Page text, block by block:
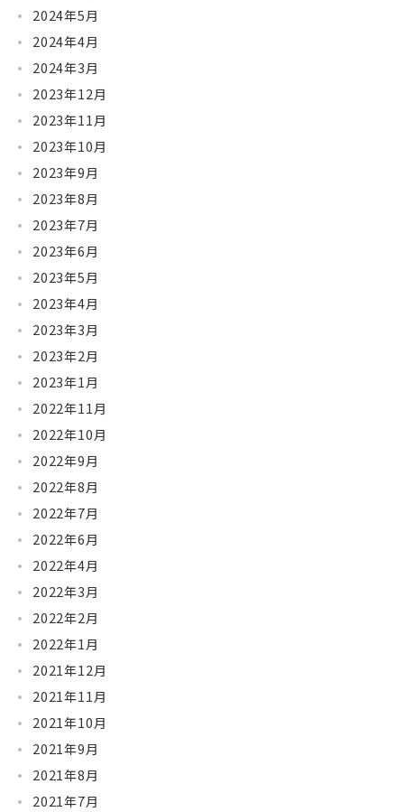
2024年5月
2024年4月
2024年3月
2023年12月
2023年11月
2023年10月
2023年9月
2023年8月
2023年7月
2023年6月
2023年5月
2023年4月
2023年3月
2023年2月
2023年1月
2022年11月
2022年10月
2022年9月
2022年8月
2022年7月
2022年6月
2022年4月
2022年3月
2022年2月
2022年1月
2021年12月
2021年11月
2021年10月
2021年9月
2021年8月
2021年7月